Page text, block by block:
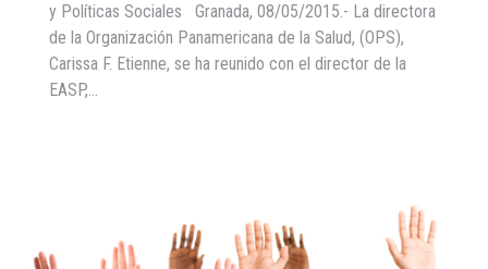
y Políticas Sociales Granada, 08/05/2015.- La directora
de la Organización Panamericana de la Salud, (OPS),
Carissa F. Etienne, se ha reunido con el director de la
EASP,…